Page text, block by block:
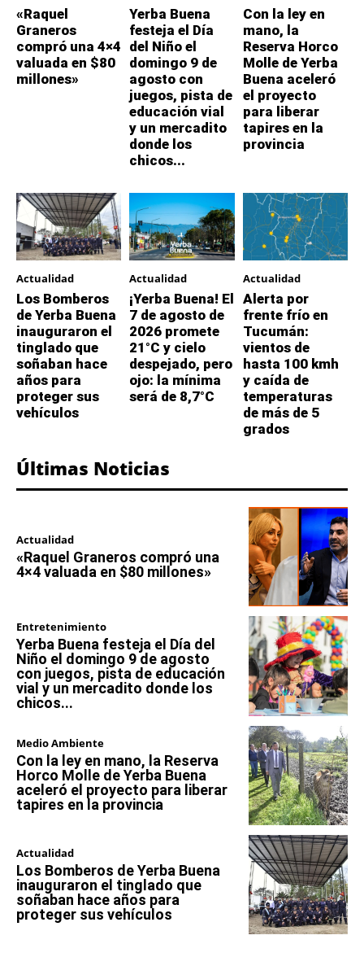
«Raquel
Graneros
compró una 4×4
valuada en $80
millones»
Yerba Buena
festeja el Día
del Niño el
domingo 9 de
agosto con
juegos, pista de
educación vial
y un mercadito
donde los
chicos...
Con la ley en
mano, la
Reserva Horco
Molle de Yerba
Buena aceleró
el proyecto
para liberar
tapires en la
provincia
Actualidad
Los Bomberos
de Yerba Buena
inauguraron el
tinglado que
soñaban hace
años para
proteger sus
vehículos
Actualidad
¡Yerba Buena! El
7 de agosto de
2026 promete
21°C y cielo
despejado, pero
ojo: la mínima
será de 8,7°C
Actualidad
Alerta por
frente frío en
Tucumán:
vientos de
hasta 100 kmh
y caída de
temperaturas
de más de 5
grados
Últimas Noticias
Actualidad
«Raquel Graneros compró una
4×4 valuada en $80 millones»
Entretenimiento
Yerba Buena festeja el Día del
Niño el domingo 9 de agosto
con juegos, pista de educación
vial y un mercadito donde los
chicos...
Medio Ambiente
Con la ley en mano, la Reserva
Horco Molle de Yerba Buena
aceleró el proyecto para liberar
tapires en la provincia
Actualidad
Los Bomberos de Yerba Buena
inauguraron el tinglado que
soñaban hace años para
proteger sus vehículos